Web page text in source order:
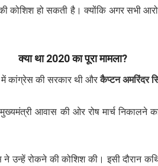
हो सकती है। क्योंकि अगर सभी
क्या था 2020 का पूरा मामला?
कांग्रेस की सरकार थी औरकैप्टन अमरिंदर
आवास की ओर रोष मार्च
उन्हें रोकने की कोशिश की। इसी दौरान